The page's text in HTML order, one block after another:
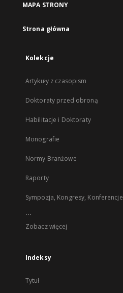
MAPA STRONY
Strona główna
Kolekcje
Artykuły z czasopism
Doktoraty przed obroną
Habilitacje i Doktoraty
Monografie
Normy Branżowe
Raporty
Sympozja, Kongresy, Konferencje
...
Zobacz więcej
Indeksy
Tytuł